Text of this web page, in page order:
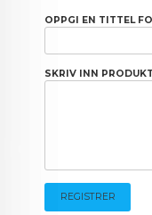
OPPGI EN TITTEL
SKRIV INN